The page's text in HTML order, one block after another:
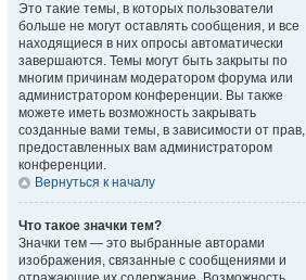
Это такие темы, в которых пользователи
больше не могут оставлять сообщения, и все
находящиеся в них опросы автоматически
завершаются. Темы могут быть закрыты по
многим причинам модератором форума или
администратором конференции. Вы также
можете иметь возможность закрывать
созданные вами темы, в зависимости от прав,
предоставленных вам администратором
конференции.
Вернуться к началу
Что такое значки тем?
Значки тем — это выбранные авторами
изображения, связанные с сообщениями и